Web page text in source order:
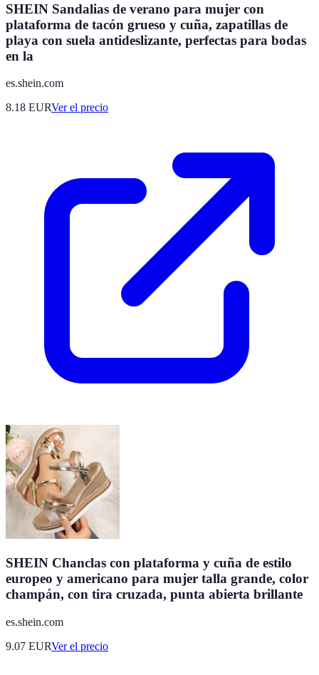
SHEIN Sandalias de verano para mujer con
plataforma de tacón grueso y cuña, zapatillas de
playa con suela antideslizante, perfectas para bodas
en la
es.shein.com
8.18 EURVer el precio
SHEIN Chanclas con plataforma y cuña de estilo
europeo y americano para mujer talla grande, color
champán, con tira cruzada, punta abierta brillante
es.shein.com
9.07 EURVer el precio